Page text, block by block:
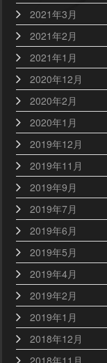
2021年3月
2021年2月
2021年1月
2020年12月
2020年2月
2020年1月
2019年12月
2019年11月
2019年9月
2019年7月
2019年6月
2019年5月
2019年4月
2019年2月
2019年1月
2018年12月
2018年11月